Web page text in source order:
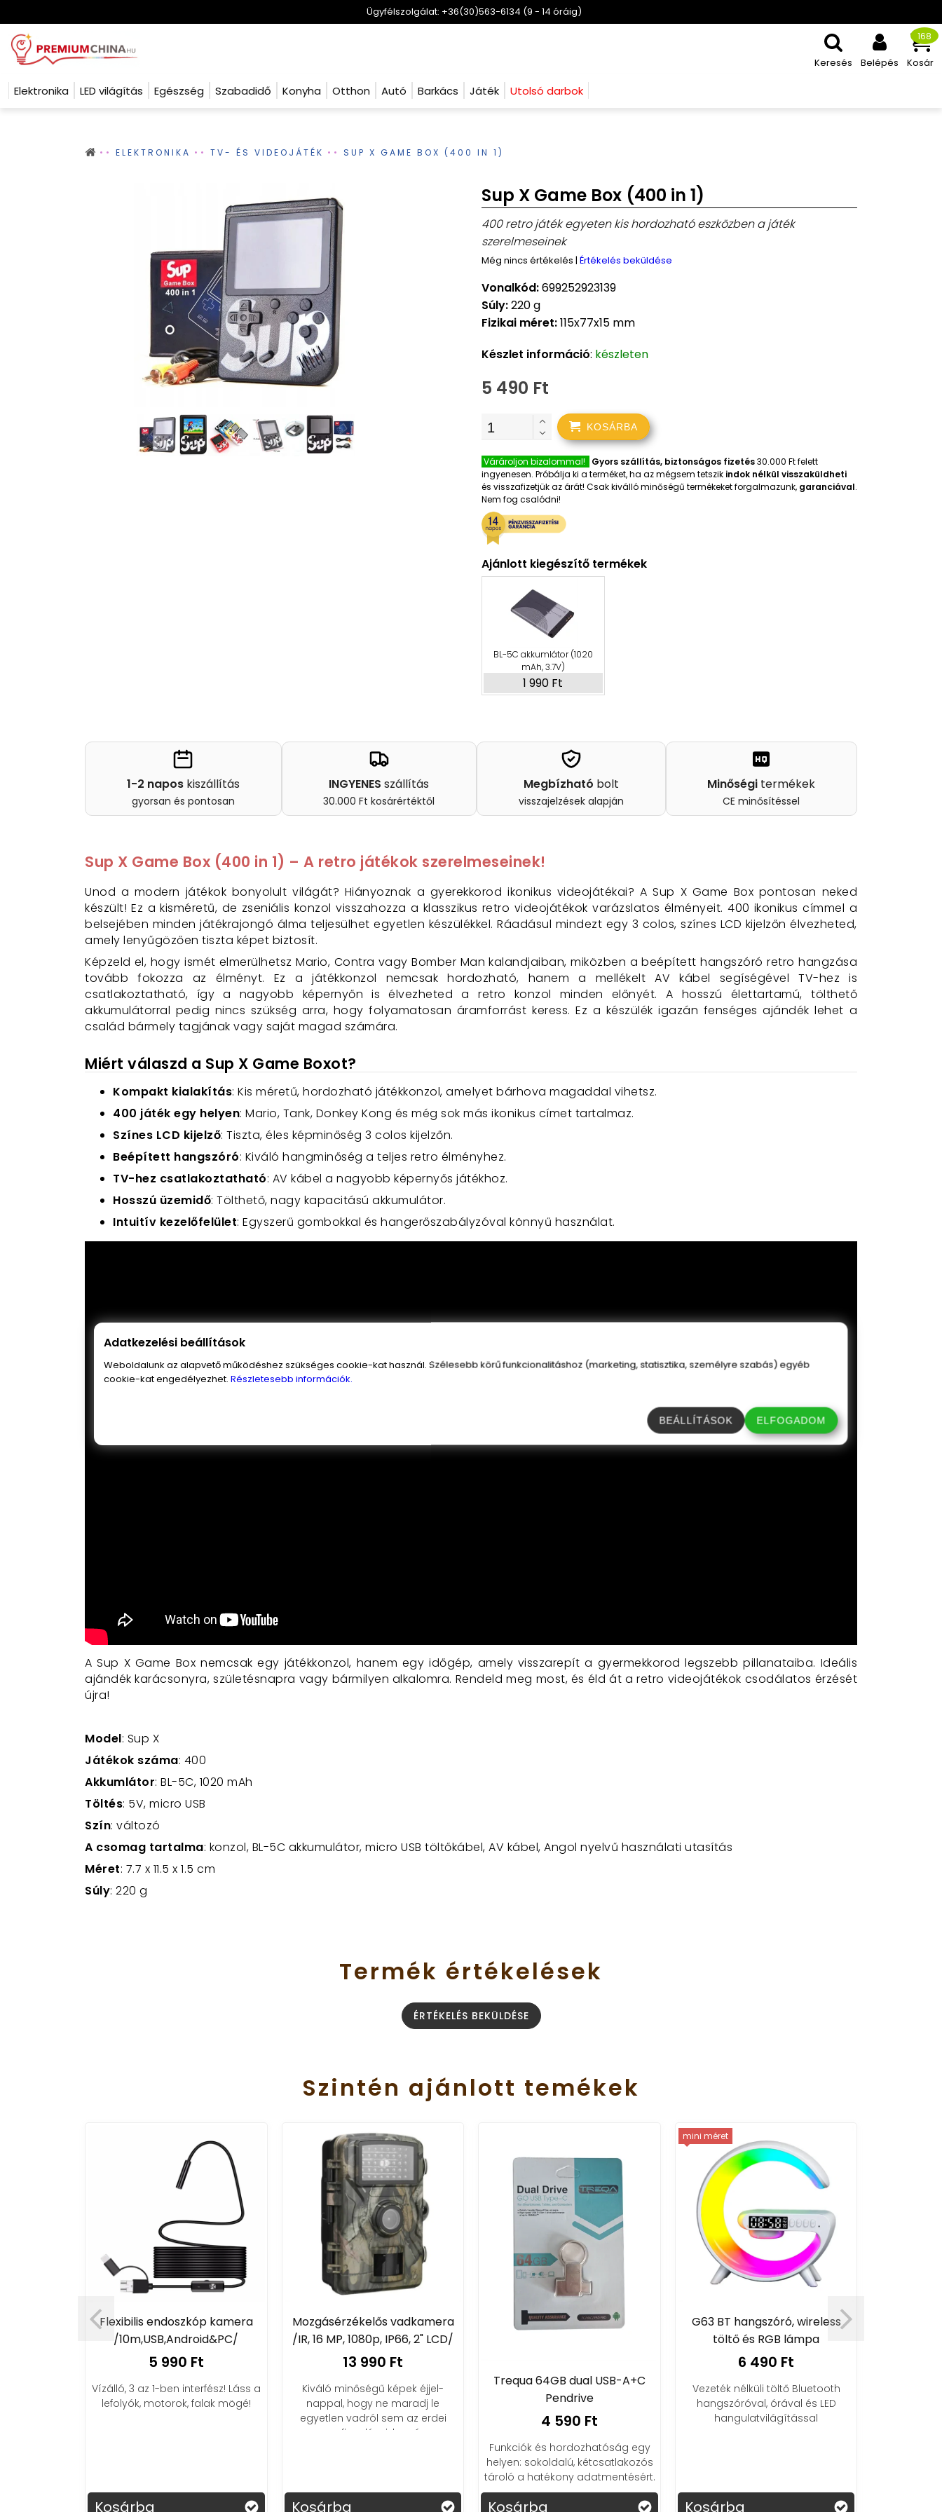
Ügyfélszolgálat: +36(30)563-6134 (9 - 14 óráig)
Keresés Belépés Kosár
168
Elektronika LED világítás Egészség Szabadidő Konyha Otthon Autó Barkács Játék Utolsó darbok
ELEKTRONIKA TV- ÉS VIDEOJÁTÉK SUP X GAME BOX (400 IN 1)
Sup X Game Box (400 in 1)
400 retro játék egyeten kis hordozható eszközben a játék
szerelmeseinek
Még nincs értékelés | Értékelés beküldése
Vonalkód:699252923139
Súly:220 g
Fizikai méret:115x77x15 mm
Készlet információ: készleten
5 490 Ft
KOSÁRBA
Várároljon bizalommal! Gyors szállítás, biztonságos fizetés30.000 Ft felett
ingyenesen. Próbálja ki a terméket, ha az mégsem tetszik indok nélkül visszaküldheti
és visszafizetjük az árát! Csak kiválló minőségű termékeket forgalmazunk, garanciával.
Nem fog csalódni!
Ajánlott kiegészítő termékek
BL-5C akkumlátor (1020
mAh, 3.7V)
1 990 Ft
1-2 naposkiszállítás
gyorsan és pontosan
INGYENES szállítás
30.000 Ft kosárértéktől
Megbízható bolt
visszajelzések alapján
Minőségi termékek
CE minősítéssel
Sup X Game Box (400 in 1) – A retro játékok szerelmeseinek!
Unod a modern játékok bonyolult világát? Hiányoznak a gyerekkorod ikonikus videojátékai? A Sup X Game Box pontosan neked
készült! Ez a kisméretű, de zseniális konzol visszahozza a klasszikus retro videojátékok varázslatos élményeit. 400 ikonikus címmel a
belsejében minden játékrajongó álma teljesülhet egyetlen készülékkel. Ráadásul mindezt egy 3 colos, színes LCD kijelzőn élvezheted,
amely lenyűgözően tiszta képet biztosít.
Képzeld el, hogy ismét elmerülhetsz Mario, Contra vagy Bomber Man kalandjaiban, miközben a beépített hangszóró retro hangzása
tovább fokozza az élményt. Ez a játékkonzol nemcsak hordozható, hanem a mellékelt AV kábel segíségével TV-hez is
csatlakoztatható, így a nagyobb képernyőn is élvezheted a retro konzol minden előnyét. A hosszú élettartamú, tölthető
akkumulátorral pedig nincs szükség arra, hogy folyamatosan áramforrást keress. Ez a készülék igazán fenséges ajándék lehet a
család bármely tagjának vagy saját magad számára.
Miért válaszd a Sup X Game Boxot?
Kompakt kialakítás: Kis méretű, hordozható játékkonzol, amelyet bárhova magaddal vihetsz.
400 játék egy helyen: Mario, Tank, Donkey Kong és még sok más ikonikus címet tartalmaz.
Színes LCD kijelző: Tiszta, éles képminőség 3 colos kijelzőn.
Beépített hangszóró: Kiváló hangminőség a teljes retro élményhez.
TV-hez csatlakoztatható: AV kábel a nagyobb képernyős játékhoz.
Hosszú üzemidő: Tölthető, nagy kapacitású akkumulátor.
Intuitív kezelőfelület: Egyszerű gombokkal és hangerőszabályzóval könnyű használat.
A Sup X Game Box nemcsak egy játékkonzol, hanem egy időgép, amely visszarepít a gyermekkorod legszebb pillanataiba. Ideális
ajándék karácsonyra, születésnapra vagy bármilyen alkalomra. Rendeld meg most, és éld át a retro videojátékok csodálatos érzését
újra!
Model: Sup X
Játékok száma: 400
Akkumlátor: BL-5C, 1020 mAh
Töltés: 5V, micro USB
Szín: változó
A csomag tartalma: konzol, BL-5C akkumulátor, micro USB töltőkábel, AV kábel, Angol nyelvű használati utasítás
Méret: 7.7 x 11.5 x 1.5 cm
Súly: 220 g
Termék értékelések
ÉRTÉKELÉS BEKÜLDÉSE
Szintén ajánlott temékek
Flexibilis endoszkóp kamera
/10m,USB,Android&PC/
5 990 Ft
Vízálló, 3 az 1-ben interfész! Láss a
lefolyók, motorok, falak mögé!
Kosárba
Mozgásérzékelős vadkamera
/IR, 16 MP, 1080p, IP66, 2" LCD/
13 990 Ft
Kiváló minőségű képek éjjel-
nappal, hogy ne maradj le
egyetlen vadról sem az erdei
megfigyeléseid során.
Kosárba
Trequa 64GB dual USB-A+C
Pendrive
4 590 Ft
Funkciók és hordozhatóság egy
helyen: sokoldalú, kétcsatlakozós
tároló a hatékony adatmentésért.
Kosárba
mini méret
G63 BT hangszóró, wireless
töltő és RGB lámpa
6 490 Ft
Vezeték nélküli töltő Bluetooth
hangszóróval, órával és LED
hangulatvilágítással
Kosárba
Adatkezelési beállítások
Weboldalunk az alapvető működéshez szükséges cookie-kat használ. Szélesebb körű funkcionalitáshoz (marketing, statisztika, személyre szabás) egyéb
cookie-kat engedélyezhet. Részletesebb információk.
BEÁLLÍTÁSOK ELFOGADOM